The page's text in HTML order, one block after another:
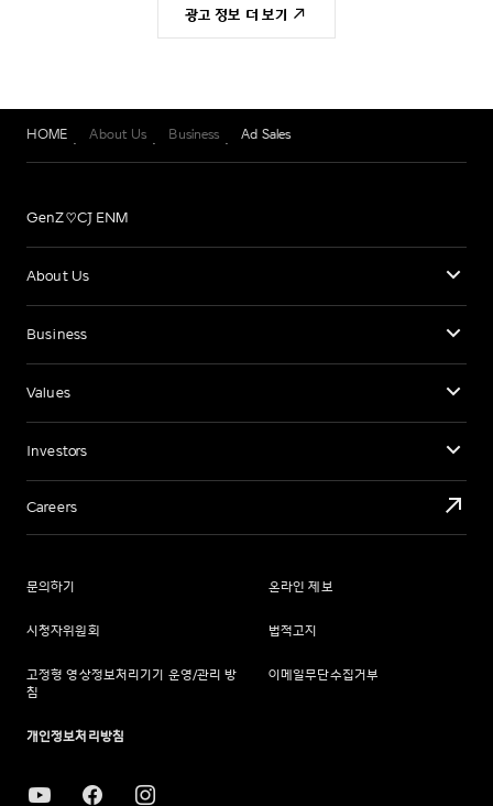
광고 정보 더 보기
HOME About Us Business Ad Sales
GenZ♡CJ ENM
About Us
Business
Values
Investors
Careers
문의하기 온라인 제보
시청자위원회 법적고지
고정형 영상정보처리기기 운영/관리 방
침
이메일무단수집거부
개인정보처리방침